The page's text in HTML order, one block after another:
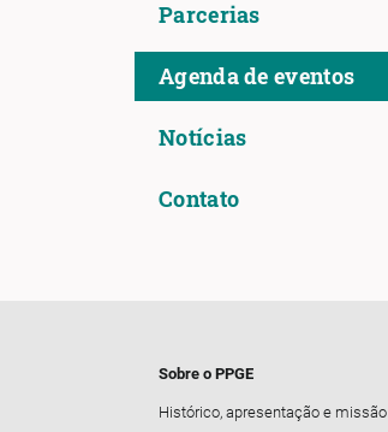
Parcerias
Agenda de eventos
Notícias
Contato
Sobre o PPGE
Histórico, apresentação e missão